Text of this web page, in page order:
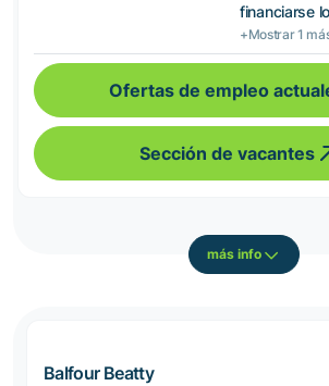
financiarse
+Mostrar 1
Ofertas de empleo
Sección de vacantes
más info
Balfour Beatty